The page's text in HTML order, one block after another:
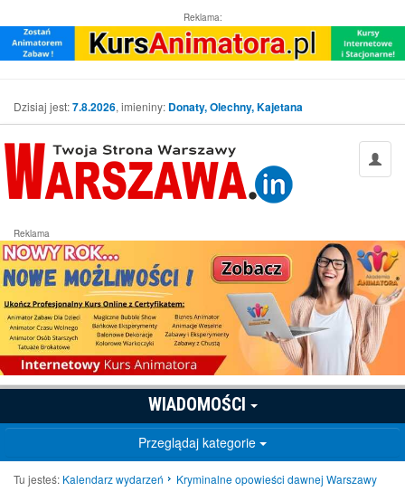
Reklama:
Dzisiaj jest:7.8.2026, imieniny: Donaty, Olechny, Kajetana
Reklama
WIADOMOŚCI
Przeglądaj kategorie
Tu jesteś: Kalendarz wydarzeń Kryminalne opowieści dawnej Warszawy